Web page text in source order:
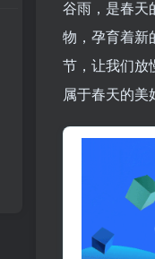
谷雨，是春天
物，孕育着新
节，让我们放
属于春天的美